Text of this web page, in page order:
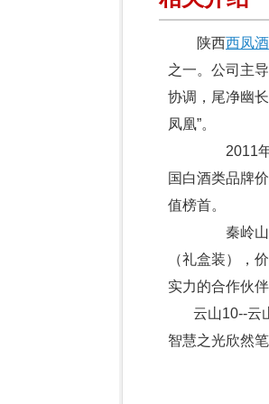
陕西西凤酒
之一。公司主
协调，尾净幽
凤凰”。
2011年9月
国白酒类品牌
值榜首。
秦岭山水西
（礼盒装），
实力的合作伙
云山10--云山
智慧之光欣然